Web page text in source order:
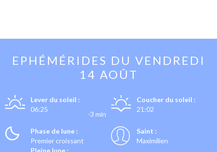
EPHÉMÉRIDES DU VENDREDI
14 AOÛT
Lever du soleil :
06:25
-3 min
Coucher du soleil :
21:02
Phase de lune :
Premier croissant
Pleine lune :
Saint :
Maximilien